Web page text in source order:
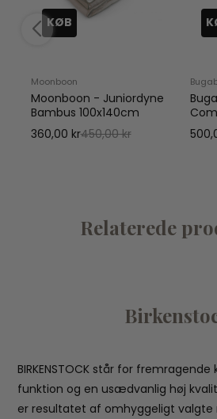
KØB
Moonboon
Moonboon - Juniordyne
Bambus 100x140cm
360,00 kr450,00 kr
Relaterede
BIRKENSTOCK står for
funktion og en usædvanlig høj
er resultatet af omhyggeligt